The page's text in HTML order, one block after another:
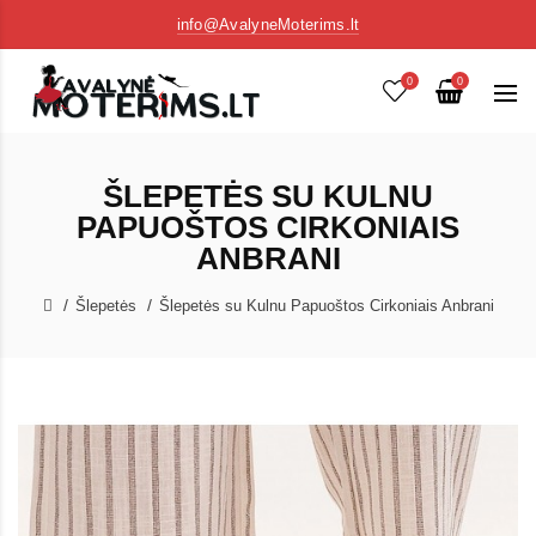
info@AvalyneMoterims.lt
0 0
ŠLEPETĖS SU KULNU
PAPUOŠTOS CIRKONIAIS
ANBRANI
Šlepetės Šlepetės su Kulnu Papuoštos Cirkoniais Anbrani